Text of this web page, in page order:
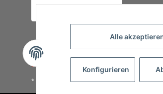
* Alle Preise inkl. gesetzlicher USt., zzgl.Versand
Alle
Konfigurieren